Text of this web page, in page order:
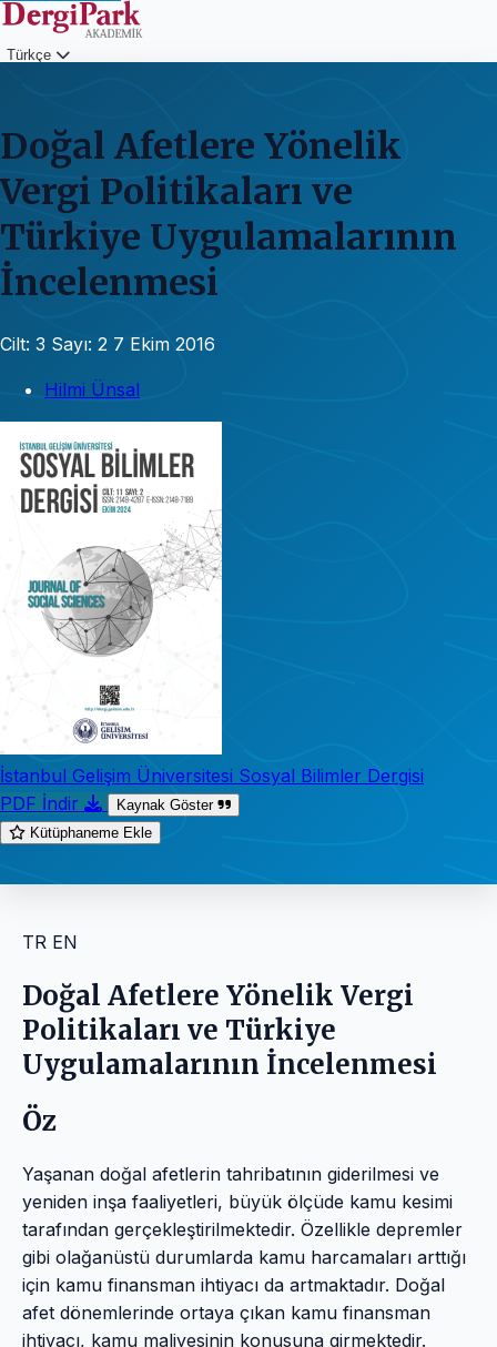
Türkçe
Doğal Afetlere Yönelik
Vergi Politikaları ve
Türkiye Uygulamalarının
İncelenmesi
Cilt: 3 Sayı: 2 7 Ekim 2016
Hilmi Ünsal
İstanbul Gelişim Üniversitesi Sosyal Bilimler Dergisi
PDF İndir
Kaynak Göster
Kütüphaneme Ekle
TR EN
Doğal Afetlere Yönelik Vergi
Politikaları ve Türkiye
Uygulamalarının İncelenmesi
Öz
Yaşanan doğal afetlerin tahribatının giderilmesi ve
yeniden inşa faaliyetleri, büyük ölçüde kamu kesimi
tarafından gerçekleştirilmektedir. Özellikle depremler
gibi olağanüstü durumlarda kamu harcamaları arttığı
için kamu finansman ihtiyacı da artmaktadır. Doğal
afet dönemlerinde ortaya çıkan kamu finansman
ihtiyacı, kamu maliyesinin konusuna girmektedir.